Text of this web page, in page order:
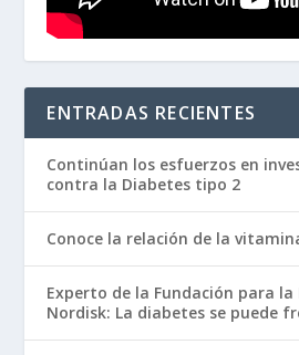
ENTRADAS RECIENTES
Continúan los esfuerzos en
contra la Diabetes tipo 2
Conoce la relación de la
Experto de la Fundación para la
Nordisk: La diabetes se puede